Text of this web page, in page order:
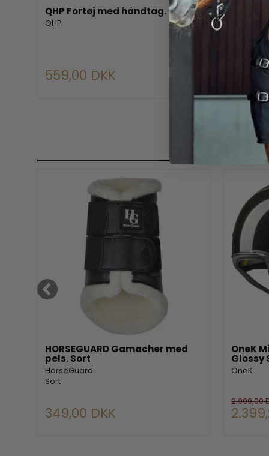
QHP Fortøj med håndtag. Sort
QHP
559,00 DKK
HORSEGUARD Gamacher med
pels. Sort
HorseGuard
Sort
349,00 DKK
OneK
Glossy
OneK
2.999,00